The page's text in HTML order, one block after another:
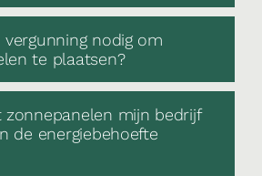
vergunning nodig om
te plaatsen?
zonnepanelen mijn bedrijf
de energiebehoefte